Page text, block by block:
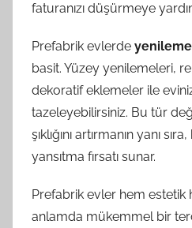
faturanızı düşürmeye
Prefabrik evlerde yenileme
basit. Yüzey yenilemeleri,
dekoratif eklemeler ile
tazeleyebilirsiniz. Bu tür
şıklığını artırmanın yanı
yansıtma fırsatı sunar.
Prefabrik evler hem estetik
anlamda mükemmel bir